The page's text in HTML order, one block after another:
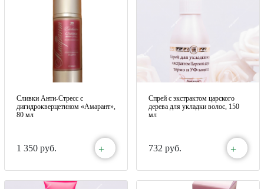
Сливки Анти-Стресс с
дигидрокверцетином «Амарант»,
80 мл
1 350 руб. +
Спрей с экстрактом царского
дерева для укладки волос, 150
мл
732 руб. +